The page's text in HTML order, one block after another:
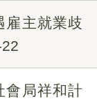
雇主就業歧
會局祥和計